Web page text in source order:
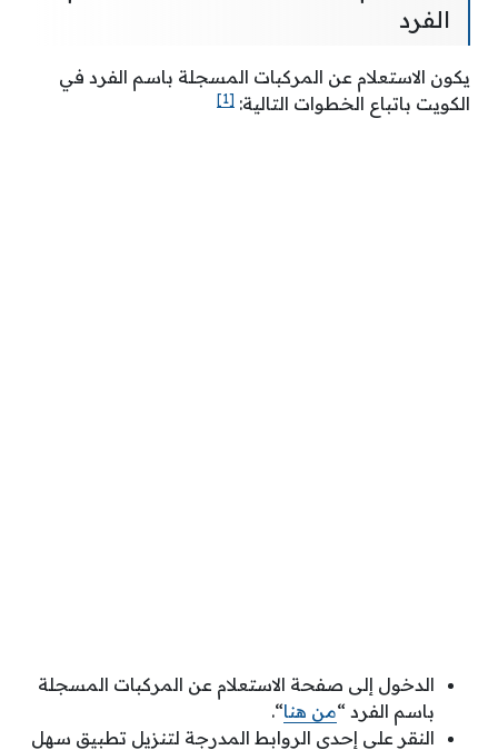
الفرد
يكون الاستعلام عن المركبات المسجلة باسم الفرد في
الكويت باتباع الخطوات التالية: [1]
الدخول إلى صفحة الاستعلام عن المركبات المسجلة
باسم الفرد “من هنا“.
النقر على إحدى الروابط المدرجة لتنزيل تطبيق سهل